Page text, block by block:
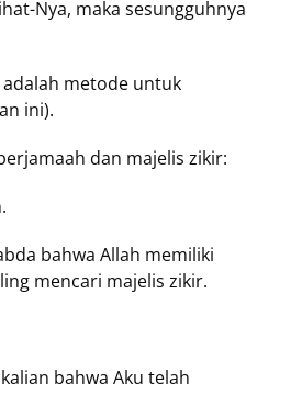
Nya, maka sesungguhnya
metode untuk
ini).
dan majelis zikir:
bahwa Allah memiliki
mencari majelis zikir.
bahwa Aku telah